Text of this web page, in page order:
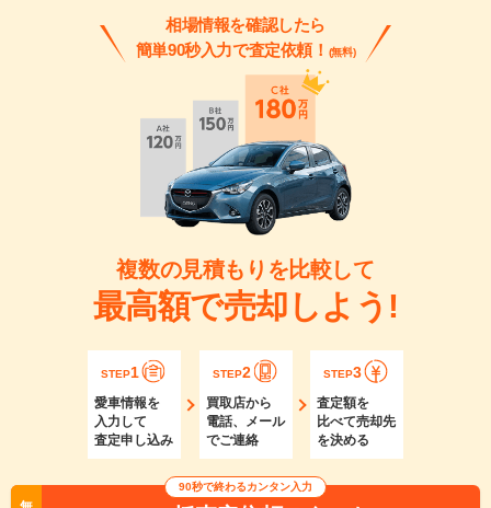
相場情報を確認したら
簡単90秒入力で査定依頼！ (無料)
複数の見積もりを比較して
最高額で売却しよう!
STEP1
愛車情報を
入力して
査定申し込み
STEP2
買取店から
電話、メール
でご連絡
STEP3
査定額を
比べて売却先
を決める
90秒で終わるカンタン入力